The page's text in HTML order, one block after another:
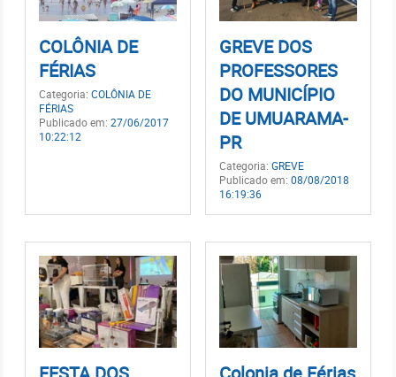
COLÔNIA DE
FÉRIAS
Categoria: COLÔNIA DE
FÉRIAS
Publicado em: 27/06/2017
10:22:12
GREVE DOS
PROFESSORES
DO MUNICÍPIO
DE UMUARAMA-
PR
Categoria: GREVE
Publicado em: 08/08/2018
16:19:36